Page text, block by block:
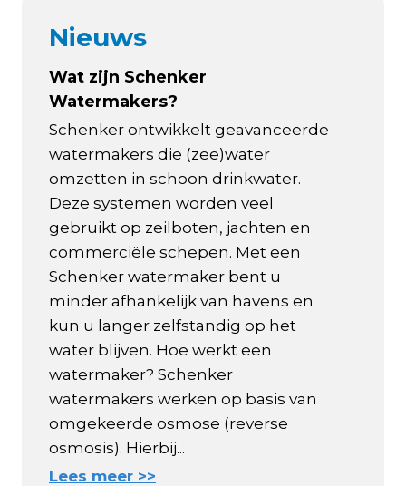
Nieuws
Wat zijn Schenker
Watermakers?
Schenker ontwikkelt geavanceerde
watermakers die (zee)water
omzetten in schoon drinkwater.
Deze systemen worden veel
gebruikt op zeilboten, jachten en
commerciële schepen. Met een
Schenker watermaker bent u
minder afhankelijk van havens en
kun u langer zelfstandig op het
water blijven. Hoe werkt een
watermaker? Schenker
watermakers werken op basis van
omgekeerde osmose (reverse
osmosis). Hierbij...
Lees meer >>